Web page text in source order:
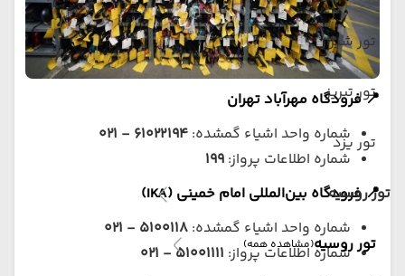
تور شیراز
تور تبریز
تور یزد
تور روسیه
تور روسیه(مشاهده همه)
📍 فرودگاه مهرآباد تهران
شماره واحد اشیاء گمشده: ۶۱۰۲۲۱۹۴ - ۰۲۱
شماره اطلاعات پرواز: ۱۹۹
📍 فرودگاه بین‌المللی امام خمینی (IKA)
شماره واحد اشیاء گمشده: ۵۱۰۰۱۱۸ - ۰۲۱
شماره اطلاعات پرواز: ۵۱۰۰۱۱۱۱ - ۰۲۱